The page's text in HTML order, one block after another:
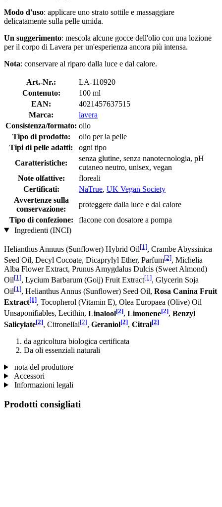
Modo d'uso: applicare uno strato sottile e massaggiare
delicatamente sulla pelle umida.
Un suggerimento: mescola alcune gocce dell'olio con una lozione
per il corpo di Lavera per un'esperienza ancora più intensa.
Nota: conservare al riparo dalla luce e dal calore.
Art.-Nr.:
LA-110920
Contenuto:
100 ml
EAN:
4021457637515
Marca:
lavera
Consistenza/formato: olio
Tipo di prodotto:
olio per la pelle
Tipi di pelle adatti:
ogni tipo
Caratteristiche:
senza glutine, senza nanotecnologia, pH
cutaneo neutro, unisex, vegan
Note olfattive:
floreali
Certificati:
NaTrue, UK Vegan Society
Avvertenze sulla
conservazione:
proteggere dalla luce e dal calore
Tipo di confezione:
flacone con dosatore a pompa
Ingredienti (INCI)
Helianthus Annuus (Sunflower) Hybrid Oil[1], Crambe Abyssinica
Seed Oil, Decyl Cocoate, Dicaprylyl Ether, Parfum[2], Michelia
Alba Flower Extract, Prunus Amygdalus Dulcis (Sweet Almond)
Oil[1], Lycium Barbarum (Goij) Fruit Extract[1], Glycerin Soja
Oil[1], Helianthus Annus (Sunflower) Seed Oil, Rosa Canina Fruit
Extract[1], Tocopherol (Vitamin E), Olea Europaea (Olive) Oil
Unsaponifiables, Lecithin, Linalool[2], Limonene[2], Benzyl
Salicylate[2], Citronellal[2], Geraniol[2], Citral[2]
da agricoltura biologica certificata
Da oli essenziali naturali
nota del produttore
Accessori
Informazioni legali
Prodotti consigliati